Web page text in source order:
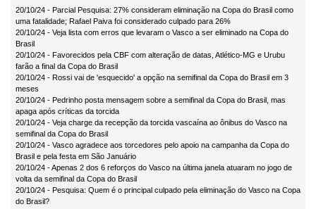
20/10/24 - Parcial Pesquisa: 27% consideram eliminação na Copa do Brasil como
uma fatalidade; Rafael Paiva foi considerado culpado para 26%
20/10/24 - Veja lista com erros que levaram o Vasco a ser eliminado na Copa do
Brasil
20/10/24 - Favorecidos pela CBF com alteração de datas, Atlético-MG e Urubu
farão a final da Copa do Brasil
20/10/24 - Rossi vai de 'esquecido' a opção na semifinal da Copa do Brasil em 3
meses
20/10/24 - Pedrinho posta mensagem sobre a semifinal da Copa do Brasil, mas
apaga após críticas da torcida
20/10/24 - Veja charge da recepção da torcida vascaína ao ônibus do Vasco na
semifinal da Copa do Brasil
20/10/24 - Vasco agradece aos torcedores pelo apoio na campanha da Copa do
Brasil e pela festa em São Januário
20/10/24 - Apenas 2 dos 6 reforços do Vasco na última janela atuaram no jogo de
volta da semifinal da Copa do Brasil
20/10/24 - Pesquisa: Quem é o principal culpado pela eliminação do Vasco na Copa
do Brasil?